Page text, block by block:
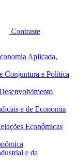
Contraste
Aplicada,
Conjuntura e Política
e de Economia
Econômicas
e da